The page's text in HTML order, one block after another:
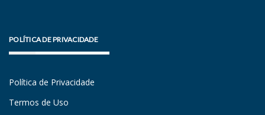
POLÍTICA DE PRIVACIDADE
Política de Privacidade
Termos de Uso